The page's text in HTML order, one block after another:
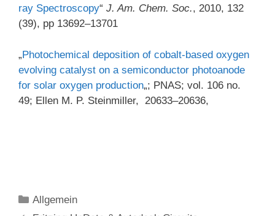
ray Spectroscopy“ J. Am. Chem. Soc., 2010, 132
(39), pp 13692–13701
„Photochemical deposition of cobalt-based oxygen
evolving catalyst on a semiconductor photoanode
for solar oxygen production„; PNAS; vol. 106 no.
49; Ellen M. P. Steinmiller, 20633–20636,
Kategorien
Allgemein